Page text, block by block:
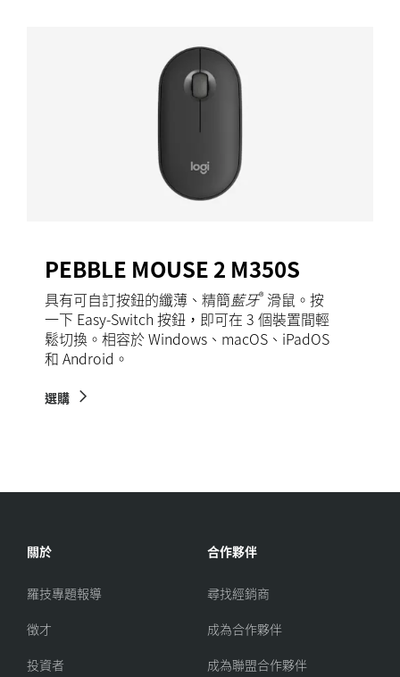
PEBBLE MOUSE 2 M350S
具有可自訂按鈕的纖薄、精簡藍牙® 滑鼠。按
一下 Easy-Switch 按鈕，即可在 3 個裝置間輕
鬆切換。相容於 Windows、macOS、iPadOS
和 Android。
選購
關於
羅技專題報導
徵才
投資者
合作夥伴
尋找經銷商
成為合作夥伴
成為聯盟合作夥伴